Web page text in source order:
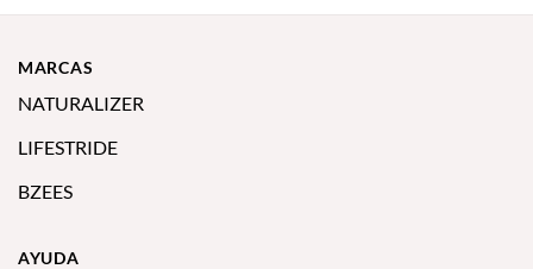
MARCAS
NATURALIZER
LIFESTRIDE
BZEES
AYUDA